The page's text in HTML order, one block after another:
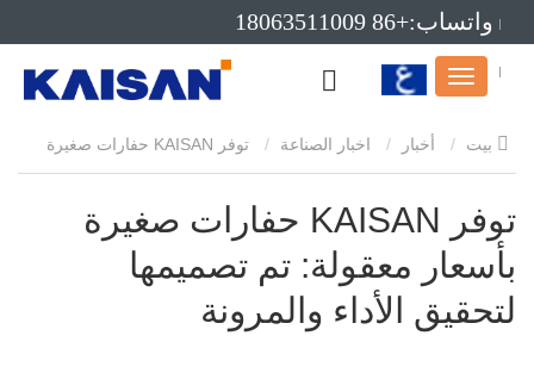
واتساب:+86 18063511009
بريد إلكتروني:info@kaisanmachinery.com
أخبار اخبار الصناعة توفر KAISAN حفارات صغيرة
بأسعار معقولة: تم تصميمها لتحقيق الأداء والمرونة
توفر KAISAN حفارات صغيرة
بأسعار معقولة: تم تصميمها
لتحقيق الأداء والمرونة